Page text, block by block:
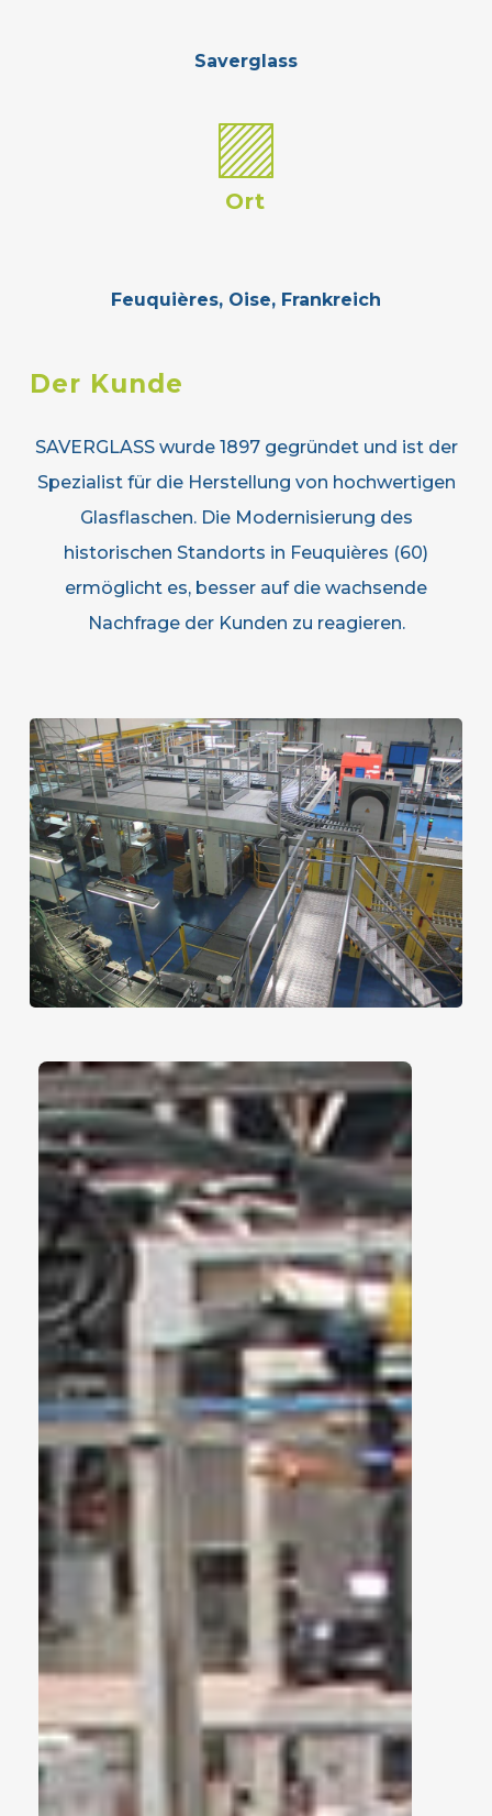
Saverglass
Ort
Feuquières, Oise, Frankreich
Der Kunde
SAVERGLASS wurde 1897 gegründet und ist der
Spezialist für die Herstellung von hochwertigen
Glasflaschen. Die Modernisierung des
historischen Standorts in Feuquières (60)
ermöglicht es, besser auf die wachsende
Nachfrage der Kunden zu reagieren.